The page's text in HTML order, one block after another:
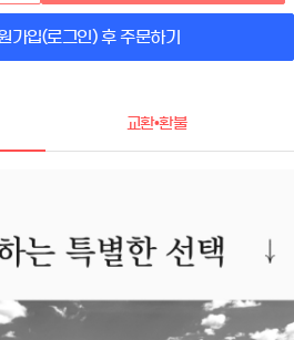
가입(로그인) 후 주문하기
교환•환불